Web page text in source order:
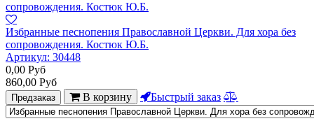
Избранные песнопения Православной Церкви. Для хора без
сопровождения. Костюк Ю.Б.
Артикул: 30448
0,00 Руб
860,00 Руб
Предзаказ В корзину Быстрый заказ